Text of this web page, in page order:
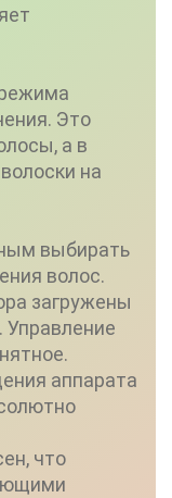
Это
а в
на
выбирать
волос.
загружены
аппарата
что